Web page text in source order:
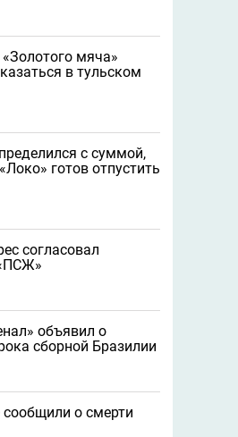
мяча»
в тульском
с суммой,
готов отпустить
согласовал
объявил о
сборной Бразилии
сообщили о смерти